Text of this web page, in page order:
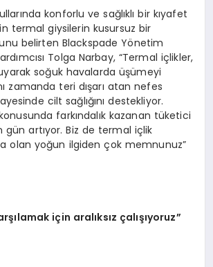
konforlu ve sağlıklı bir kıyafet
termal giysilerin kusursuz bir
belirten Blackspade Yönetim
Tolga Narbay, “Termal içlikler,
soğuk havalarda üşümeyi
zamanda teri dışarı atan nefes
cilt sağlığını destekliyor.
farkındalık kazanan tüketici
gün artıyor. Biz de termal içlik
olan yoğun ilgiden çok memnunuz”
için aralıksız çalışıyoruz”